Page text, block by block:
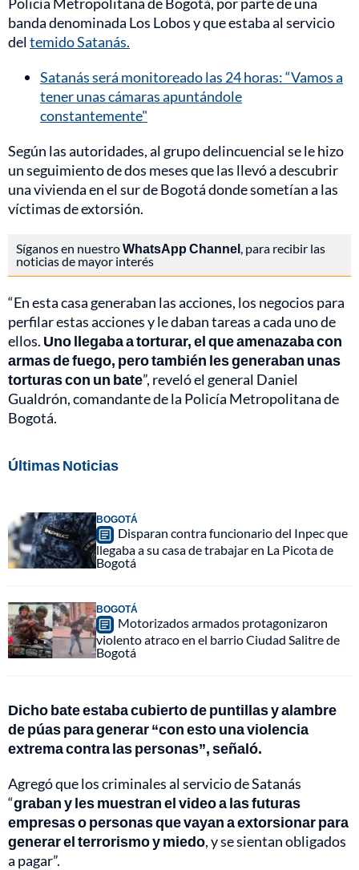
banda denominada Los Lobos y que estaba al servicio
deltemido Satanás.
Satanás será monitoreado las 24 horas: “Vamos a
tener unas cámaras apuntándole
constantemente"
Según las autoridades, al grupo delincuencial se le hizo
un seguimiento de dos meses que las llevó a descubrir
una vivienda en el sur de Bogotá donde sometían a las
víctimas de extorsión.
Síganos en nuestroWhatsApp Channel , para recibir las
noticias de mayor interés
“En esta casa generaban las acciones, los negocios para
perfilar estas acciones y le daban tareas a cada uno de
ellos. Uno llegaba a torturar, el que amenazaba con
armas de fuego, pero también les generaban unas
torturas con un bate”, reveló el general Daniel
Gualdrón, comandante de la Policía Metropolitana de
Bogotá.
Últimas Noticias
BOGOTÁ
Disparan contra funcionario del Inpec que
llegaba a su casa de trabajar en La Picota de
Bogotá
BOGOTÁ
Motorizados armados protagonizaron
violento atraco en el barrio Ciudad Salitre de
Bogotá
Dicho bate estaba cubierto de puntillas y alambre
de púas para generar “con esto una violencia
extrema contra las personas”, señaló.
Agregó que los criminales al servicio de Satanás
“graban y les muestran el video a las futuras
empresas o personas que vayan a extorsionar para
generar el terrorismo y miedo, y se sientan obligados
a pagar”.